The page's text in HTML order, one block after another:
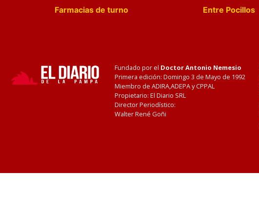
Farmacias de turno Entre Pocillos
Fundado por el Doctor Antonio Nemesio
Primera edición: Domingo 3 de Mayo de 1992
Miembro de ADIRA,ADEPA y CPPAL
Propietario: El Diario SRL
Director Periodístico:
Walter René Goñi